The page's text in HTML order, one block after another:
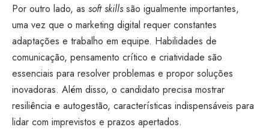
Por outro lado, as soft skillssão igualmente importantes,
uma vez que o marketing digital requer constantes
adaptações e trabalho em equipe. Habilidades de
comunicação, pensamento crítico e criatividade são
essenciais para resolver problemas e propor soluções
inovadoras. Além disso, o candidato precisa mostrar
resiliência e autogestão, características indispensáveis para
lidar com imprevistos e prazos apertados.